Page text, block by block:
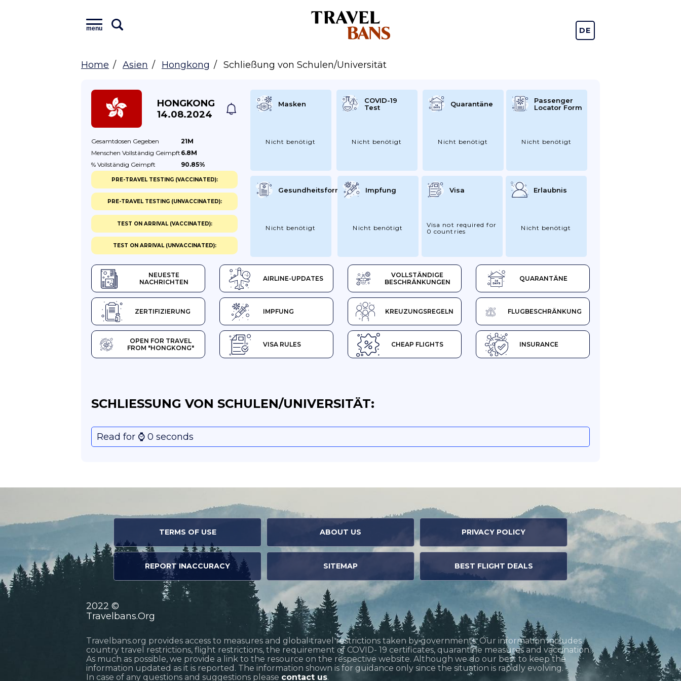
menu DE
Home Asien Hongkong Schließung von Schulen/Universität
HONGKONG
14.08.2024
Gesamtdosen Gegeben
21M
Menschen Vollständig Geimpft 6.8M
% Vollständig Geimpft 90.85%
NEUESTE
NACHRICHTEN
AIRLINE-UPDATES
VOLLSTÄNDIGE
BESCHRÄNKUNGEN
QUARANTÄNE
ZERTIFIZIERUNG IMPFUNG KREUZUNGSREGELN FLUGBESCHRÄNKUNG
OPEN FOR TRAVEL
FROM "HONGKONG"
VISA RULES CHEAP FLIGHTS INSURANCE
Masken
Nicht benötigt
COVID-19
Test
Nicht benötigt
Quarantäne
Nicht benötigt
Passenger
Locator Form
Nicht benötigt
Gesundheitsformular
Nicht benötigt
Impfung
Nicht benötigt
Visa
Visa not required for
0 countries
Erlaubnis
Nicht benötigt
PRE-TRAVEL TESTING (VACCINATED):
PRE-TRAVEL TESTING (UNVACCINATED):
TEST ON ARRIVAL (VACCINATED):
TEST ON ARRIVAL (UNVACCINATED):
SCHLIESSUNG VON SCHULEN/UNIVERSITÄT:
Read for ⌚️ 0 seconds
TERMS OF USE ABOUT US PRIVACY POLICY
REPORT INACCURACY SITEMAP BEST FLIGHT DEALS
2022 ©
Travelbans.Org
Travelbans.org provides access to measures and global travel restrictions taken by governments. Our information includes
country travel restrictions, flight restrictions, the requirement of COVID- 19 certificates, quarantine measures and vaccination.
As much as possible, we provide a link to the resource on the respective website. Although we do our best to keep the
information updated as it is reported. The information shown is for guidance only since the situation is rapidly evolving.
In case of any questions and suggestions please contact us.